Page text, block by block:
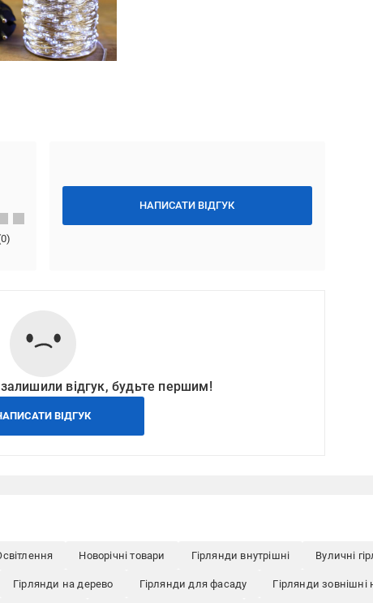
НАПИСАТИ ВІДГУК
0)
відгук, будьте першим!
ВІДГУК
Новорічні товари Гірлянди внутрішні Вуличні
Гірлянди на дерево Гірлянди для фасаду Гірлянди зовнішні